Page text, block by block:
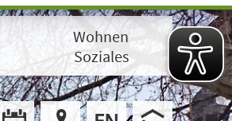
Wohnen
Soziales